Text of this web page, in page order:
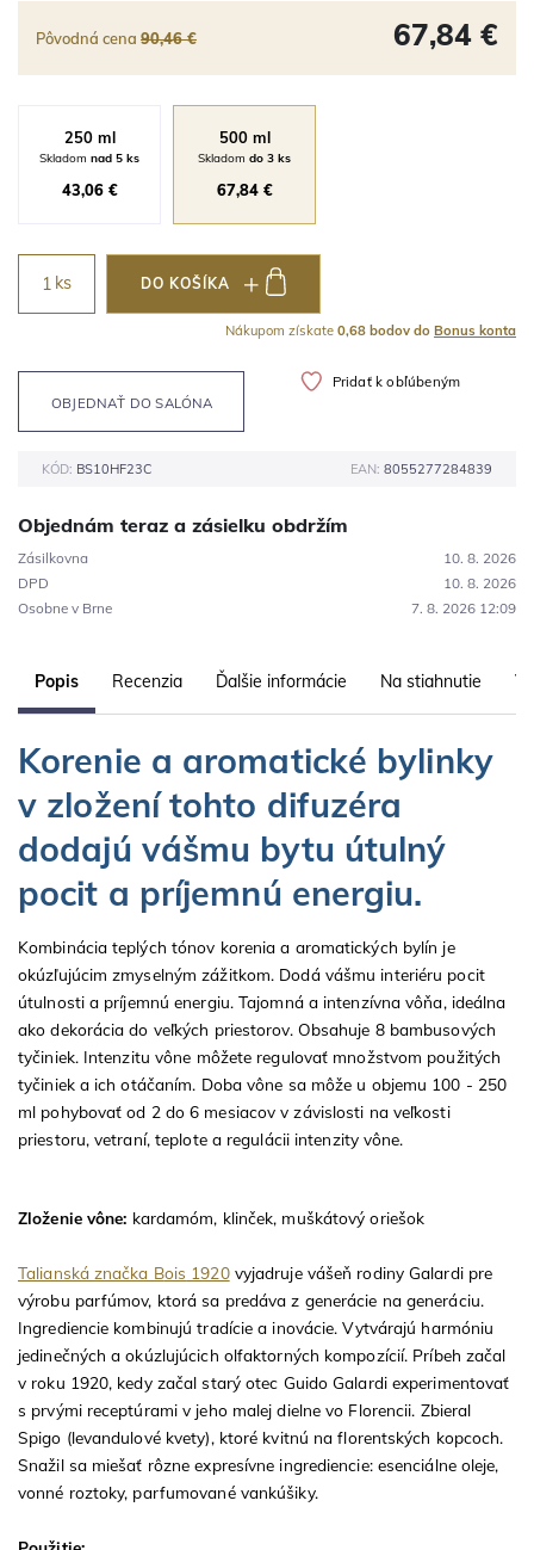
Pôvodná cena 90,46 € 67,84 €
250 ml
Skladom nad 5 ks
43,06 €
500 ml
Skladom do 3 ks
67,84 €
OBJEDNAŤ DO SALÓNA
Pridať k obľúbeným
ks DO KOŠÍKA
Nákupom získate 0,68 bodov do Bonus konta
KÓD: BS10HF23C EAN: 8055277284839
Objednám teraz a zásielku obdržím
Zásilkovna
10. 8. 2026
DPD
10. 8. 2026
Osobne v Brne
7. 8. 2026 12:09
Popis Recenzia Ďalšie informácie Na stiahnutie
Korenie a aromatické bylinky
v zložení tohto difuzéra
dodajú vášmu bytu útulný
pocit a príjemnú energiu.
Kombinácia teplých tónov korenia a aromatických bylín je
okúzľujúcim zmyselným zážitkom. Dodá vášmu interiéru pocit
útulnosti a príjemnú energiu. Tajomná a intenzívna vôňa, ideálna
ako dekorácia do veľkých priestorov. Obsahuje 8 bambusových
tyčiniek. Intenzitu vône môžete regulovať množstvom použitých
tyčiniek a ich otáčaním. Doba vône sa môže u objemu 100 - 250
ml pohybovať od 2 do 6 mesiacov v závislosti na veľkosti
priestoru, vetraní, teplote a regulácii intenzity vône.
Zloženie vône: kardamóm, klinček, muškátový oriešok
Talianská značka Bois 1920vyjadruje vášeň rodiny Galardi pre
výrobu parfúmov, ktorá sa predáva z generácie na generáciu.
Ingrediencie kombinujú tradície a inovácie. Vytvárajú harmóniu
jedinečných a okúzlujúcich olfaktorných kompozícií. Príbeh začal
v roku 1920, kedy začal starý otec Guido Galardi experimentovať
s prvými receptúrami v jeho malej dielne vo Florencii. Zbieral
Spigo (levandulové kvety), ktoré kvitnú na florentských kopcoch.
Snažil sa miešať rôzne expresívne ingrediencie: esenciálne oleje,
vonné roztoky, parfumované vankúšiky.